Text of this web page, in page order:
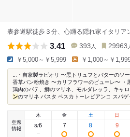
表参道駅徒歩３分、心踊る隠れ家イタリア
3.41 393 人 29963
￥5,000～￥5,999 ￥1,000～￥
...・自家製ラビオリ 〜黒トリュフとバターのソ
香草パン粉焼き 〜カリフラワーのピューレ〜 ・
鶏肉のパテ、鰤のマリネ、モルダレッラ、キャ
ンのマリネ パスタ ペスカトーレビアンコ スパゲ
空席
情報
木
8/6
金
7
土
8
日
9